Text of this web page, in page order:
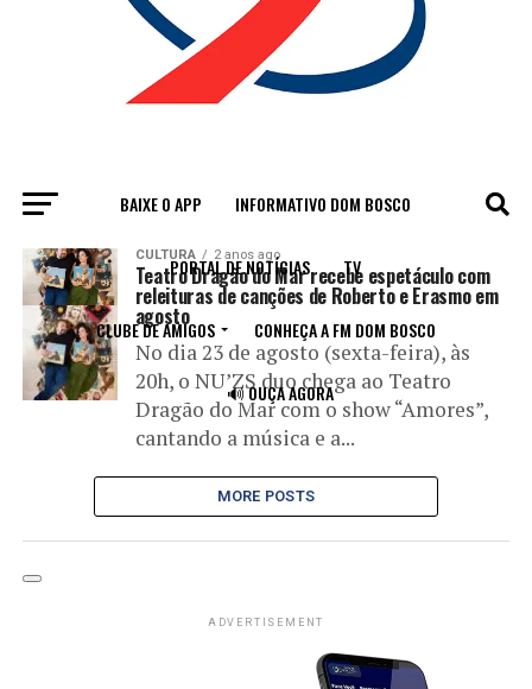
BAIXE O APP INFORMATIVO DOM BOSCO
PORTAL DE NOTÍCIAS TV
CLUBE DE AMIGOS CONHEÇA A FM DOM BOSCO
🔊 OUÇA AGORA
All posts tagged "Rooberto Carlos"
CULTURA 2 anos ago
Teatro Dragão do Mar recebe espetáculo com
releituras de canções de Roberto e Erasmo em
agosto
No dia 23 de agosto (sexta-feira), às
20h, o NU’ZS duo chega ao Teatro
Dragão do Mar com o show “Amores”,
cantando a música e a...
MORE POSTS
ADVERTISEMENT